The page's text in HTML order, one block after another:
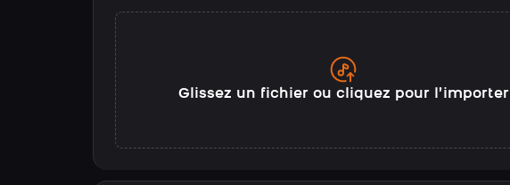
Glissez un fichier ou cliquez pour l’importer